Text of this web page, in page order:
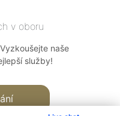
v oboru
naše
služby!